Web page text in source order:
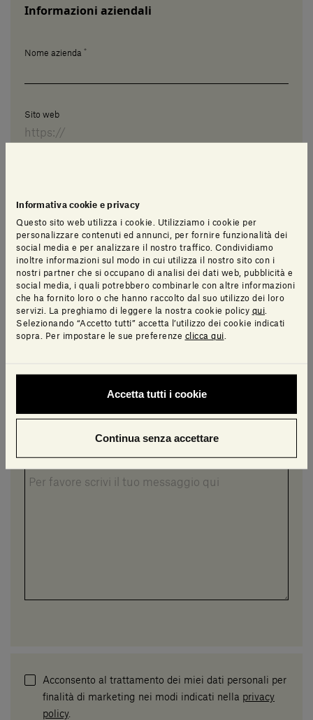
Informativa cookie e privacy
Questo sito web utilizza i cookie. Utilizziamo i cookie per
personalizzare contenuti ed annunci, per fornire funzionalità dei
social media e per analizzare il nostro traffico. Condividiamo
inoltre informazioni sul modo in cui utilizza il nostro sito con i
nostri partner che si occupano di analisi dei dati web, pubblicità e
social media, i quali potrebbero combinarle con altre informazioni
che ha fornito loro o che hanno raccolto dal suo utilizzo dei loro
servizi. La preghiamo di leggere la nostra cookie policy qui
Selezionando “Accetto tutti” accetta l’utilizzo dei cookie indicati
sopra. Per impostare le sue preferenze clicca qui
Accetta tutti i cookie
Continua senza accettare
Informazioni aziendali
Nome azienda *
Sito web
Numero di dipendenti *
*
Richiesta
Messaggio *
Acconsento al trattamento dei miei dati personali per
finalità di marketing nei modi indicati nella privacy
policy.